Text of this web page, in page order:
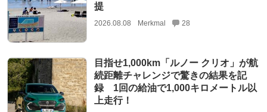
提
2026.08.08 Merkmal 28
目指せ1,000km「ルノー クリオ」が航
続距離チャレンジで驚きの結果を記
録 1回の給油で1,000キロメートル以
上走行！